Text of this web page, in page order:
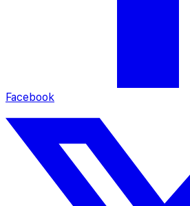
Facebook